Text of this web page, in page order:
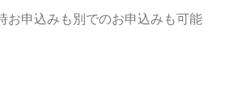
お申込みも別でのお申込みも可能